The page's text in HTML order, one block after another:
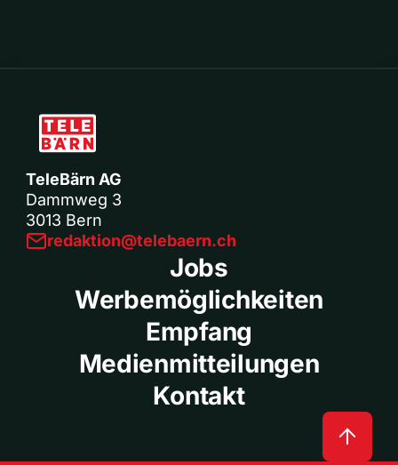
TeleBärn AG
Dammweg 3
3013 Bern
redaktion@telebaern.ch
Jobs
Werbemöglichkeiten
Empfang
Medienmitteilungen
Kontakt